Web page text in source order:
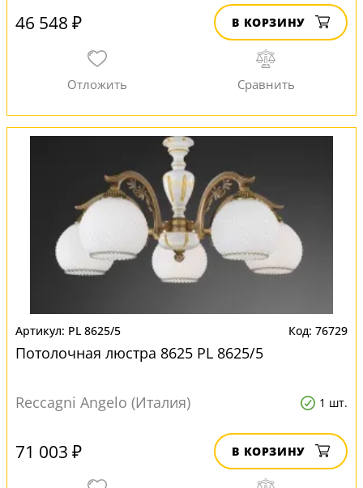
46 548 ₽ В КОРЗИНУ
PL 8625/5 76729
Потолочная люстра 8625 PL 8625/5
Reccagni Angelo (Италия) 1 шт.
71 003 ₽ В КОРЗИНУ